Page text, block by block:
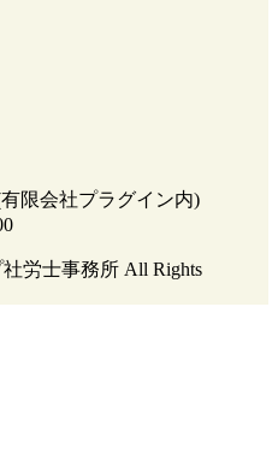
限会社プラグイン内)
労士事務所 All Rights